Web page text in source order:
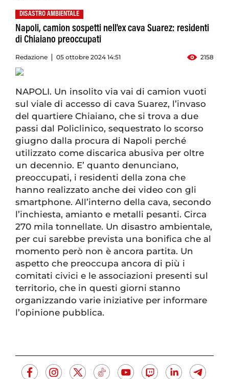
DISASTRO AMBIENTALE
Napoli, camion sospetti nell'ex cava Suarez: residenti
di Chiaiano preoccupati
Redazione 05 ottobre 2024 14:51 2158
NAPOLI. Un insolito via vai di camion vuoti
sul viale di accesso di cava Suarez, l’invaso
del quartiere Chiaiano, che si trova a due
passi dal Policlinico, sequestrato lo scorso
giugno dalla procura di Napoli perché
utilizzato come discarica abusiva per oltre
un decennio. E’ quanto denunciano,
preoccupati, i residenti della zona che
hanno realizzato anche dei video con gli
smartphone. All’interno della cava, secondo
l’inchiesta, amianto e metalli pesanti. Circa
270 mila tonnellate. Un disastro ambientale,
per cui sarebbe prevista una bonifica che al
momento però non è ancora partita. Un
aspetto che preoccupa ancora di più i
comitati civici e le associazioni presenti sul
territorio, che in questi giorni stanno
organizzando varie iniziative per informare
l’opinione pubblica.